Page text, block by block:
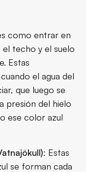
como entrar en
techo y el suelo
Estas
el agua del
que luego se
presión del hielo
ese color azul
: Estas
se forman cada